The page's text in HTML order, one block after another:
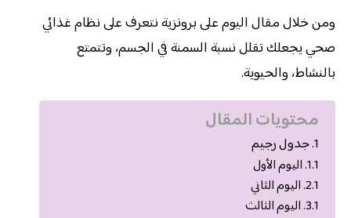
ومن خلال مقال اليوم على برونزية نتعرف على نظام غذائي
صحي يجعلك تقلل نسبة السمنة في الجسم، وتتمتع
بالنشاط، والحيوية.
محتويات المقال
جدول رجيم
اليوم الأول
اليوم الثاني
اليوم الثالث